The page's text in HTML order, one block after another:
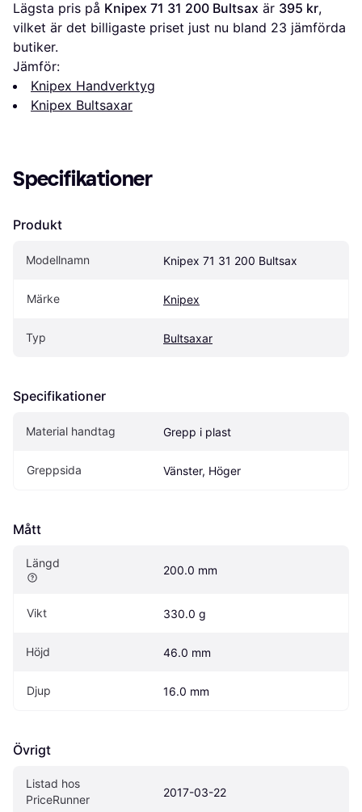
Lägsta pris på Knipex 71 31 200 Bultsax är 395 kr,
vilket är det billigaste priset just nu bland 23 jämförda
butiker.
Jämför:
Knipex Handverktyg
Knipex Bultsaxar
Specifikationer
Produkt
Modellnamn Knipex 71 31 200 Bultsax
Märke Knipex
Typ Bultsaxar
Specifikationer
Material handtag Grepp i plast
Greppsida Vänster, Höger
Mått
Längd
200.0 mm
Vikt 330.0 g
Höjd 46.0 mm
Djup 16.0 mm
Övrigt
Listad hos
PriceRunner
2017-03-22